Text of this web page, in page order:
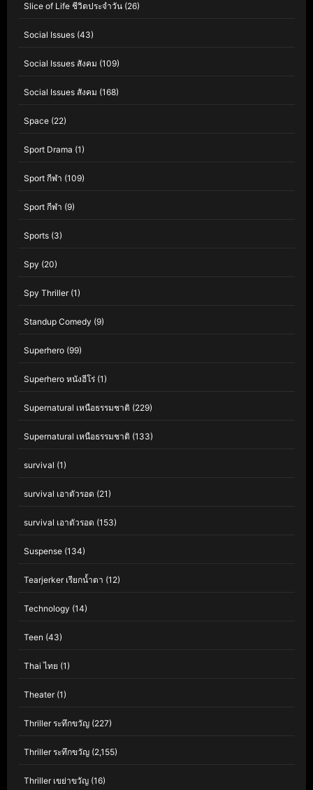
Slice of Life ชีวิตประจำวัน (26)
Social Issues (43)
Social Issues สังคม (109)
Social Issues สังคม (168)
Space (22)
Sport Drama (1)
Sport กีฬา (109)
Sport กีฬา (9)
Sports (3)
Spy (20)
Spy Thriller(1)
Standup Comedy (9)
Superhero (99)
Superhero หนังฮีโร่ (1)
Supernatural เหนือธรรมชาติ (229)
Supernatural เหนือธรรมชาติ (133)
survival (1)
survival เอาตัวรอด (21)
survival เอาตัวรอด (153)
Suspense (134)
Tearjerker เรียกน้ำตา (12)
Technology (14)
Teen (43)
Thai ไทย (1)
Theater(1)
Thriller ระทึกขวัญ (227)
Thriller ระทึกขวัญ (2,155)
Thriller เขย่าขวัญ (16)